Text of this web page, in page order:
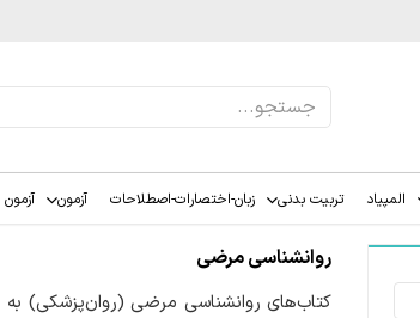
المپیاد تربیت بدنی زبان-اختصارات-اصطلاحات آزمون
روانشناسی مرضی
کتاب‌های روانشناسی مرضی (روان‌پزشکی) به